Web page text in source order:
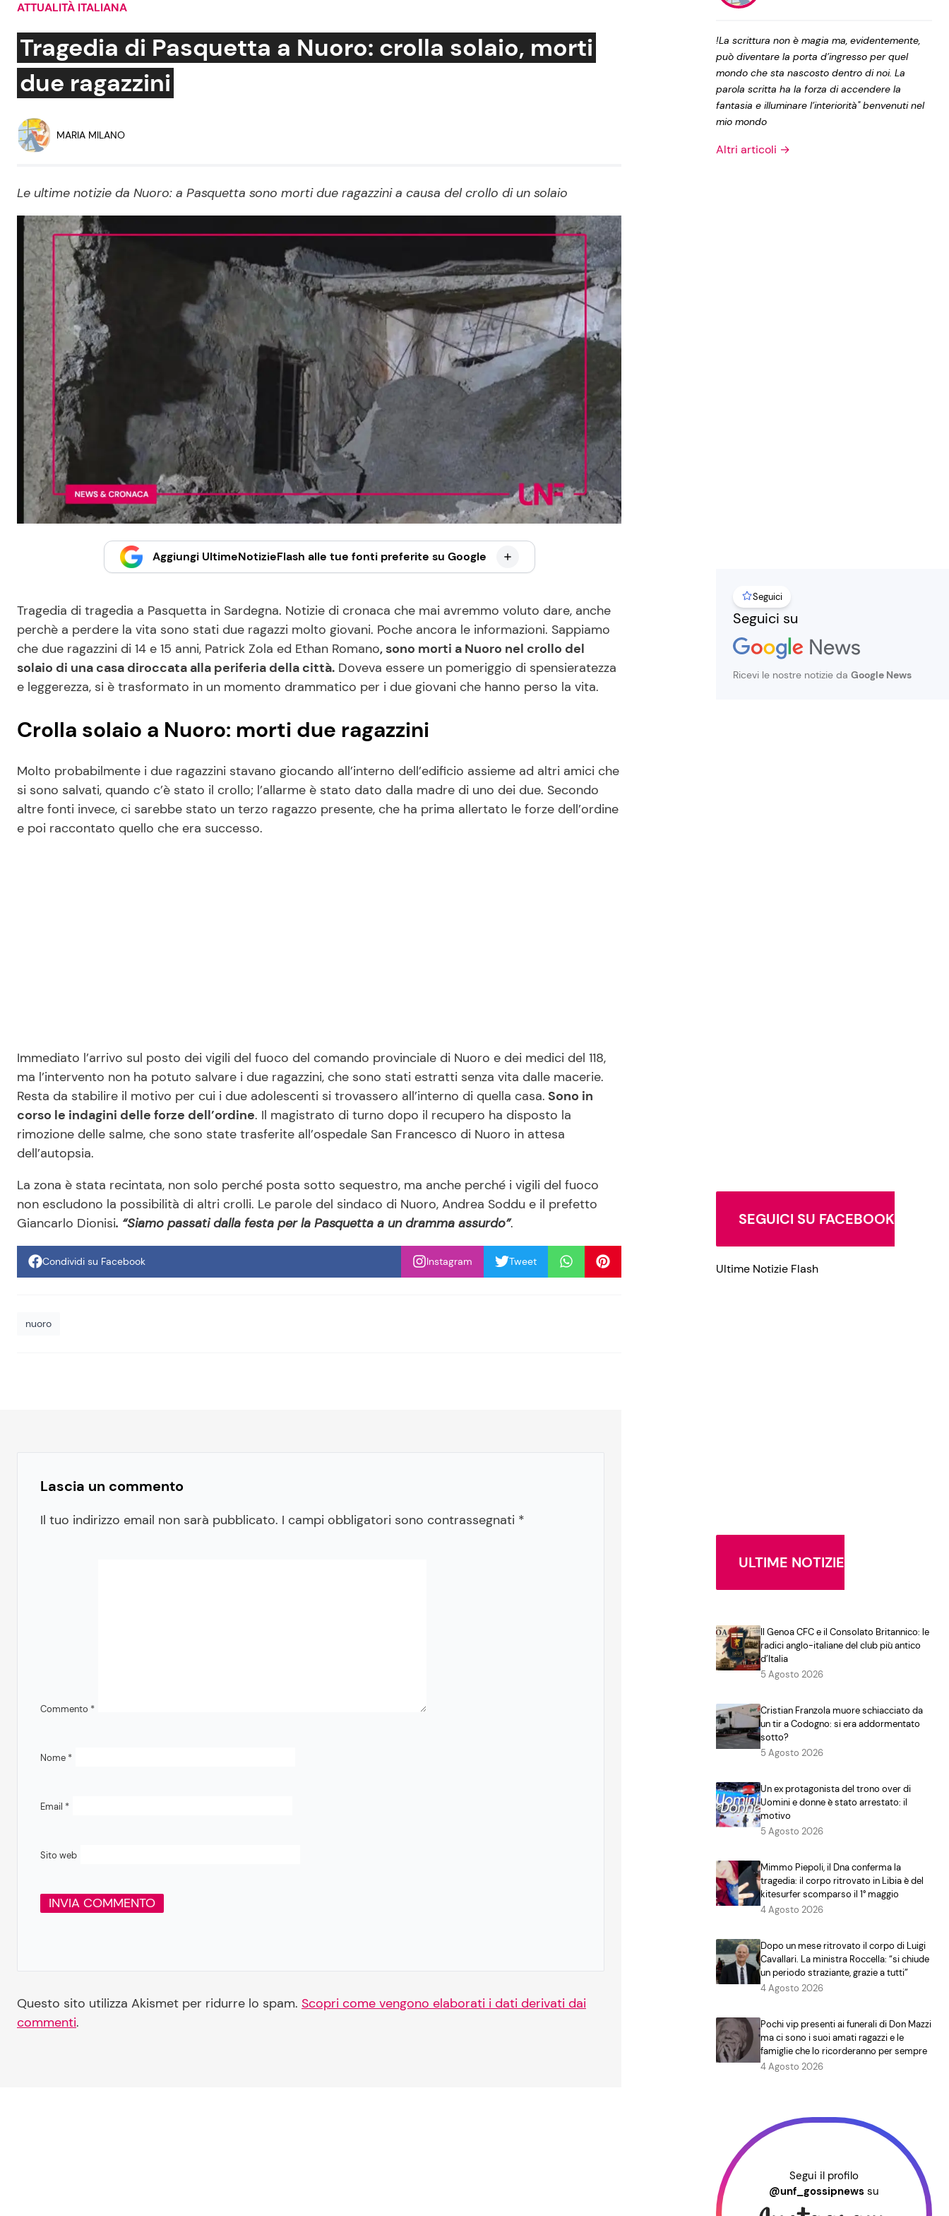
Social News
News dal mondo
Salute
Viaggi e Turismo
Festività
Ricette Facili e Veloci
Ricette Feste
Ricette per Bambini
Privacy Policy
ATTUALITÀ ITALIANA
Tragedia di Pasquetta a Nuoro: crolla solaio, morti
due ragazzini
MARIA MILANO
Le ultime notizie da Nuoro: a Pasquetta sono morti due ragazzini a causa del crollo di un solaio
Aggiungi UltimeNotizieFlash alle tue fonti preferite su Google
Tragedia di tragedia a Pasquetta in Sardegna. Notizie di cronaca che mai avremmo voluto dare, anche
perchè a perdere la vita sono stati due ragazzi molto giovani. Poche ancora le informazioni. Sappiamo
che due ragazzini di 14 e 15 anni, Patrick Zola ed Ethan Romano, sono morti a Nuoro nel crollo del
solaio di una casa diroccata alla periferia della città. Doveva essere un pomeriggio di spensieratezza
e leggerezza, si è trasformato in un momento drammatico per i due giovani che hanno perso la vita.
Crolla solaio a Nuoro: morti due ragazzini
Molto probabilmente i due ragazzini stavano giocando all’interno dell’edificio assieme ad altri amici che
si sono salvati, quando c’è stato il crollo; l’allarme è stato dato dalla madre di uno dei due. Secondo
altre fonti invece, ci sarebbe stato un terzo ragazzo presente, che ha prima allertato le forze dell’ordine
e poi raccontato quello che era successo.
Immediato l’arrivo sul posto dei vigili del fuoco del comando provinciale di Nuoro e dei medici del 118,
ma l’intervento non ha potuto salvare i due ragazzini, che sono stati estratti senza vita dalle macerie.
Resta da stabilire il motivo per cui i due adolescenti si trovassero all’interno di quella casa. Sono in
corso le indagini delle forze dell’ordine. Il magistrato di turno dopo il recupero ha disposto la
rimozione delle salme, che sono state trasferite all’ospedale San Francesco di Nuoro in attesa
dell’autopsia.
La zona è stata recintata, non solo perché posta sotto sequestro, ma anche perché i vigili del fuoco
non escludono la possibilità di altri crolli. Le parole del sindaco di Nuoro, Andrea Soddu e il prefetto
Giancarlo Dionisi. “Siamo passati dalla festa per la Pasquetta a un dramma assurdo”.
Condividi su Facebook Instagram Tweet
nuoro
Lascia un commento
Il tuo indirizzo email non sarà pubblicato. I campi obbligatori sono contrassegnati *
Commento *
Nome *
Email *
Sito web
Questo sito utilizza Akismet per ridurre lo spam. Scopri come vengono elaborati i dati derivati dai
commenti.
!La scrittura non è magia ma, evidentemente,
può diventare la porta d’ingresso per quel
mondo che sta nascosto dentro di noi. La
parola scritta ha la forza di accendere la
fantasia e illuminare l’interiorità" benvenuti nel
mio mondo
Altri articoli →
Seguici
Seguici su
Ricevi le nostre notizie da Google News
SEGUICI SU FACEBOOK
Ultime Notizie Flash
ULTIME NOTIZIE
Il Genoa CFC e il Consolato Britannico: le
radici anglo-italiane del club più antico
d’Italia
5 Agosto 2026
Cristian Franzola muore schiacciato da
un tir a Codogno: si era addormentato
sotto?
5 Agosto 2026
Un ex protagonista del trono over di
Uomini e donne è stato arrestato: il
motivo
5 Agosto 2026
Mimmo Piepoli, il Dna conferma la
tragedia: il corpo ritrovato in Libia è del
kitesurfer scomparso il 1° maggio
4 Agosto 2026
Dopo un mese ritrovato il corpo di Luigi
Cavallari. La ministra Roccella: “si chiude
un periodo straziante, grazie a tutti”
4 Agosto 2026
Pochi vip presenti ai funerali di Don Mazzi
ma ci sono i suoi amati ragazzi e le
famiglie che lo ricorderanno per sempre
4 Agosto 2026
Segui il profilo
@unf_gossipnews su